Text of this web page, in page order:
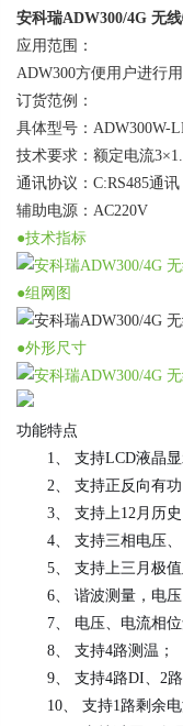
安科瑞ADW300/4G 无
应用范围：
ADW300方便用户进行
订货范例：
具体型号：ADW300W-
技术要求：额定电流
通讯协议：C:RS485通
辅助电源：AC220V
●技术指标
●组网图
●外形尺寸
功能特点
1、 支持LCD液晶显
2、 支持正反向有功
3、 支持上12月历史
4、 支持三相电压、
5、 支持上三月极值
6、 谐波测量，电压
7、 电压、电流相位
8、 支持4路测温；
9、 支持4路DI、2路
10、 支持1路剩余电